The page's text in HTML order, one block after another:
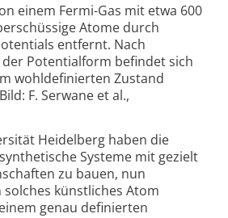
einem Fermi-Gas mit etwa 600
Atome durch
entfernt. Nach
Potentialform befindet sich
wohldefinierten Zustand
F. Serwane et al.,
Heidelberg haben die
Systeme mit gezielt
zu bauen, nun
künstliches Atom
genau definierten